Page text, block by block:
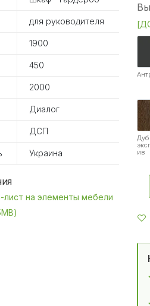
для руководителя
1900
450
2000
Диалог
ДСП
Украина
лист на элементы мебели
Дуб
ив